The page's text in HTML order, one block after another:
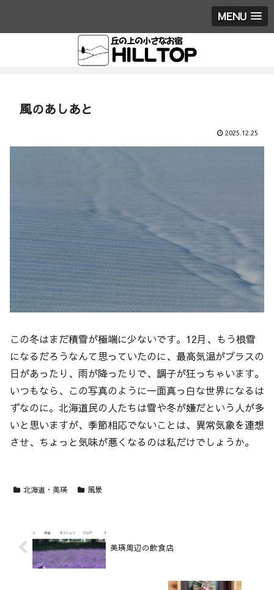
MENU
風のあしあと
2025.12.25
この冬はまだ積雪が極端に少ないです。12月、もう根雪
になるだろうなんて思っていたのに、最高気温がプラスの
日があったり、雨が降ったりで、調子が狂っちゃいます。
いつもなら、この写真のように一面真っ白な世界になるは
ずなのに。北海道民の人たちは雪や冬が嫌だという人が多
いと思いますが、季節相応でないことは、異常気象を連想
させ、ちょっと気味が悪くなるのは私だけでしょうか。
北海道・美瑛 風景
美瑛周辺の飲食店